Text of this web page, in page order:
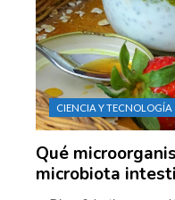
CIENCIA Y TECNOLOGÍA
Qué
microbiota